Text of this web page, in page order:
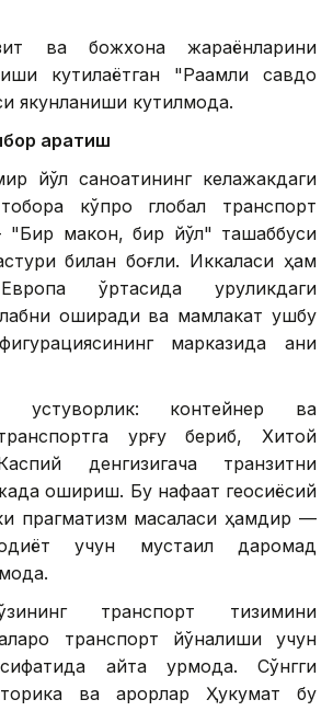
ва божхона жараёнларини
кутилаётган "Рақамли савдо
якунланиши кутилмоқда.
қаратиш
йўл саноатининг келажакдаги
кўпроқ глобал транспорт
"Бир макон, бир йўл" ташаббуси
билан боғлиқ. Иккаласи ҳам
ўртасида қуруқликдаги
оширади ва мамлакат ушбу
марказида аниқ
устуворлик: контейнер ва
урғу бериб, Хитой
денгизигача транзитни
ошириш. Бу нафақат геосиёсий
прагматизм масаласи ҳамдир —
учун мустақил даромад
транспорт тизимини
транспорт йўналиши учун
қайта қурмоқда. Сўнгги
ва қарорлар Ҳукумат бу